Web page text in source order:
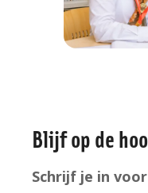
informatie
Blijf op de
Schrijf je in